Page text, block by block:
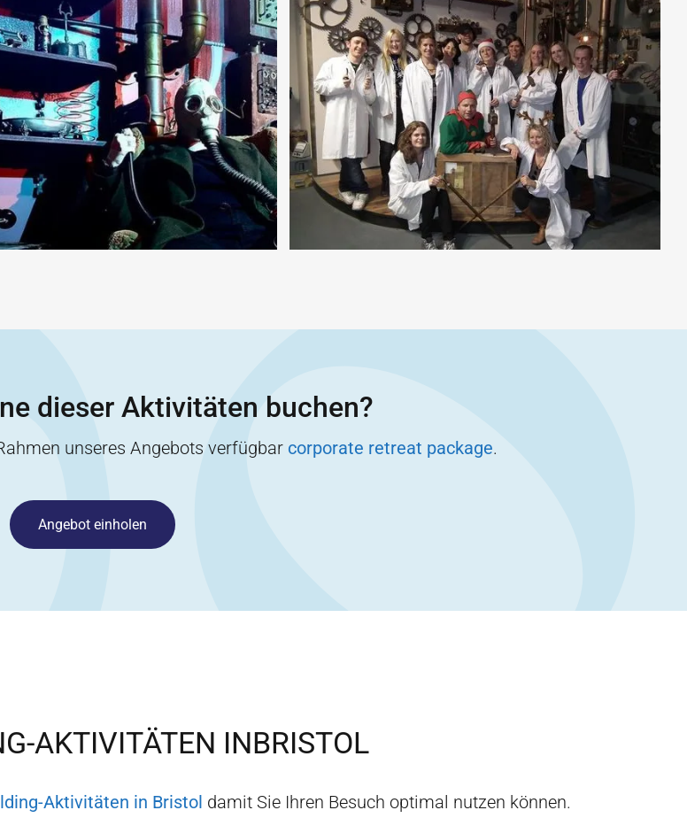
dieser Aktivitäten buchen?
unseres Angebots verfügbar corporate retreat package.
Angebot einholen
AKTIVITÄTEN INBRISTOL
Aktivitäten in Bristol damit Sie Ihren Besuch optimal nutzen können.